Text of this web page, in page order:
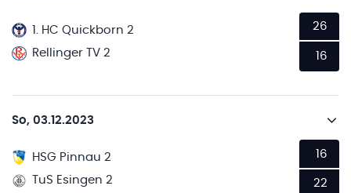
1. HC Quickborn 2
Rellinger TV 2
26
16
So, 03.12.2023
HSG Pinnau 2
TuS Esingen 2
16
22